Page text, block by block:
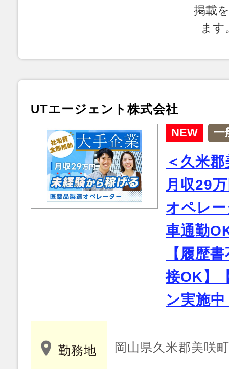
掲載
ま
UTエージェント株式会社
NEW 一
＜久米
月収29
オペレ
車通勤
【履歴
接OK】
ン実施
勤務地 岡山県久米郡美咲町